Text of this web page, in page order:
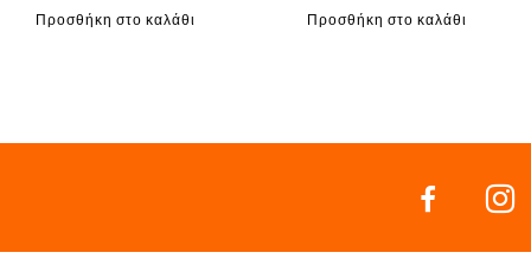
Προσθήκη στο καλάθι Προσθήκη στο καλάθι